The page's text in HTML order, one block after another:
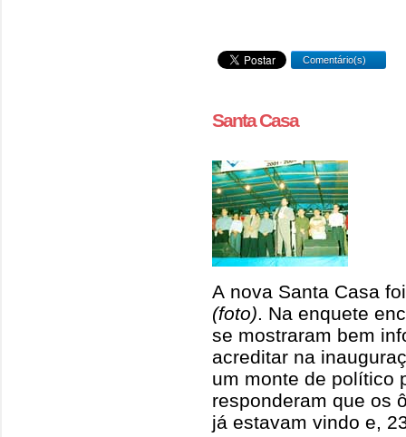
Comentário(s)
Santa Casa
A nova Santa Casa
(foto). Na enquete
se mostraram bem
acreditar na
um monte de político
responderam que os
já estavam vindo e,